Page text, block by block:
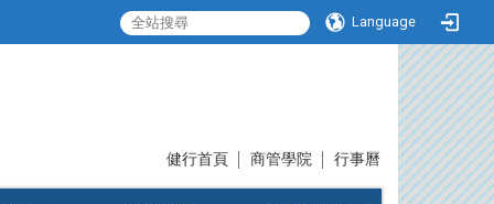
Language
健行首頁 商管學院 行事曆